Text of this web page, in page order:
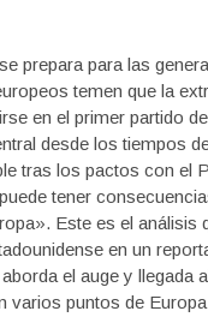
prepara para las
temen que la
en el primer partido
desde los tiempos
tras los pactos con el
tener
Este es el análisis
en un
el auge y llegada
varios puntos de